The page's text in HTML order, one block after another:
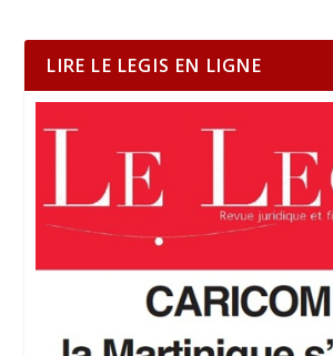
LIRE LE LEGIS EN LIGNE